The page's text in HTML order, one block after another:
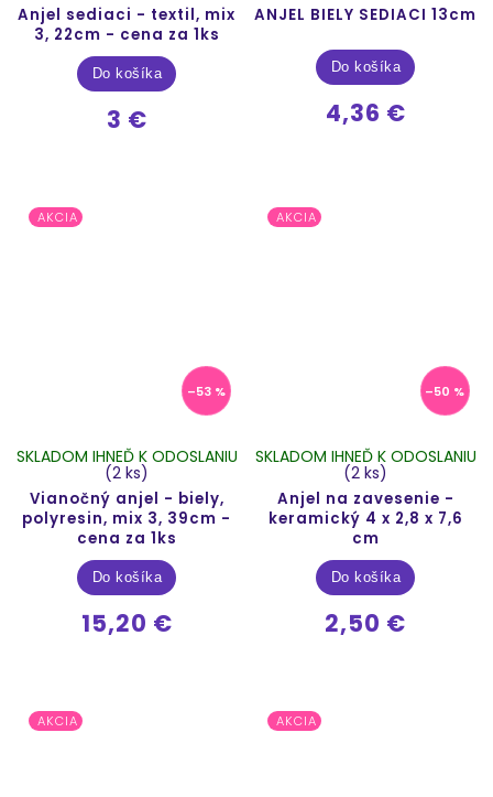
Anjel sediaci - textil, mix
3, 22cm - cena za 1ks
3 €
Do košíka
ANJEL BIELY SEDIACI 13cm
4,36 €
Do košíka
AKCIA
–53 %
Vianočný anjel - biely,
polyresin, mix 3, 39cm -
cena za 1ks
SKLADOM IHNEĎ K ODOSLANIU
(2 ks)
15,20 €
Do košíka
AKCIA
–50 %
Anjel na zavesenie -
keramický 4 x 2,8 x 7,6
cm
SKLADOM IHNEĎ K ODOSLANIU
(2 ks)
2,50 €
Do košíka
AKCIA AKCIA